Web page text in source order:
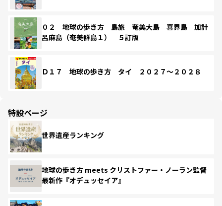
０２ 地球の歩き方 島旅 奄美大島 喜界島 加計
呂麻島（奄美群島１） ５訂版
Ｄ１７ 地球の歩き方 タイ ２０２７～２０２８
特設ページ
世界遺産ランキング
地球の歩き方 meets クリストファー・ノーラン監督
最新作『オデュッセイア』